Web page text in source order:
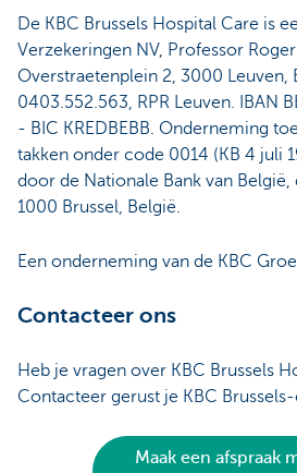
De KBC Brussels Hospital Care is
Verzekeringen NV, Professor
Overstraetenplein 2, 3000 Leuven,
0403.552.563, RPR Leuven. IBAN
- BIC KREDBEBB. Onderneming
takken onder code 0014 (KB 4 juli
door de Nationale Bank van België,
1000 Brussel, België.
Een onderneming van de KBC
Contacteer ons
Heb je vragen over KBC Brussels
Contacteer gerust je KBC
Maak een afspraak